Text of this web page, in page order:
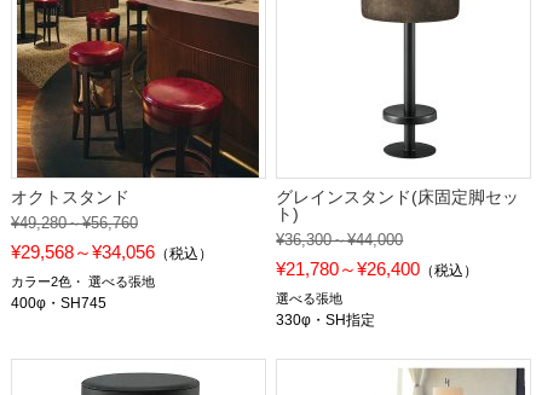
オクトスタンド
¥49,280～¥56,760
¥29,568～¥34,056（税込）
カラー2色 選べる張地
400φ・SH745
グレインスタンド(床固定脚セッ
ト)
¥36,300～¥44,000
¥21,780～¥26,400 （税込）
選べる張地
330φ・SH指定